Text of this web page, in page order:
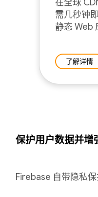
在全球
需几秒钟
静态 Web
了解详情
保护用户数据并增
Firebase 自带隐私保